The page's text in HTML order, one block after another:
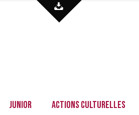
Junior Actions culturelles